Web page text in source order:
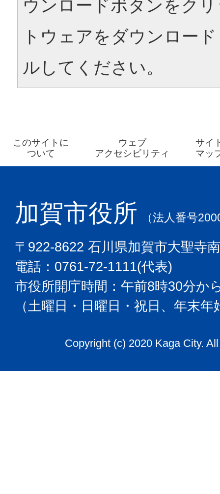
ウンロードボタンをク
トウェアをダウンロー
ルしてください。
このサイトに
ついて
ウェブ
アクセシビリティ
サイ
マッ
加賀市役所 （法人番号
〒922-8622 石川県加賀市大聖寺
電話：0761-72-1111(代表)
市役所開庁時間：午前8時30分か
（土曜日・日曜日・祝日、年末
Copyright (c) 2020 Kaga City.